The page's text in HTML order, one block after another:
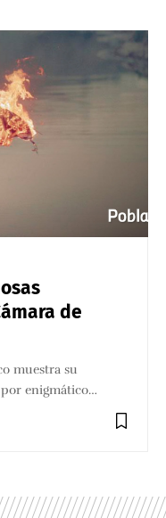
de
muestra su
enigmático…